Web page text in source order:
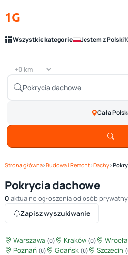
1G
Wszystkie kategorie Jestem z Polski
Cała
Strona główna›Budowa i Remont›Dachy›
Pokrycia dachowe
0 aktualne ogłoszenia od osób
Zapisz wyszukiwanie
Warszawa (0) Kraków (0)
Poznań (0) Gdańsk (0) Szczecin